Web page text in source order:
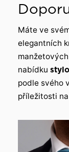
Máte ve
elegantních
nabídku
podle svého
příležitosti